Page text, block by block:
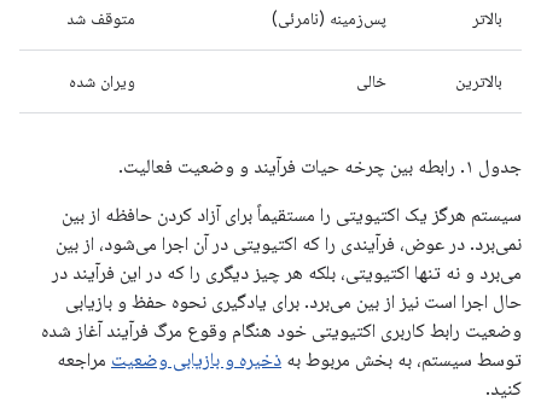
بالاتر پس‌زمینه (نامرئی) متوقف شد
بالاترین خالی ویران شده
جدول ۱. رابطه بین چرخه حیات فرآیند و وضعیت فعالیت.
سیستم هرگز یک اکتیویتی را مستقیماً برای آزاد کردن حافظه از بین
نمی‌برد. در عوض، فرآیندی را که اکتیویتی در آن اجرا می‌شود، از بین
می‌برد و نه تنها اکتیویتی، بلکه هر چیز دیگری را که در این فرآیند در
حال اجرا است نیز از بین می‌برد. برای یادگیری نحوه حفظ و بازیابی
وضعیت رابط کاربری اکتیویتی خود هنگام وقوع مرگ فرآیند آغاز شده
توسط سیستم، به بخش مربوط به ذخیره و بازیابی وضعیت مراجعه
کنید.